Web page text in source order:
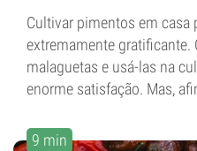
Cultivar pimentos em casa
extremamente gratificante.
malaguetas e usá-las na
enorme satisfação. Mas,
9 min